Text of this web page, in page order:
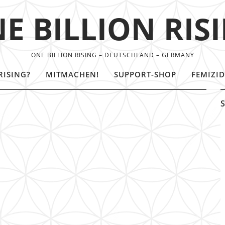
BILLION
ONE BILLION RISING – DEUTSCHLAND – GERMANY
MITMACHEN! SUPPORT-SHOP